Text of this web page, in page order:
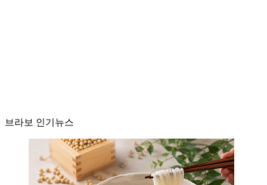
브라보 인기뉴스